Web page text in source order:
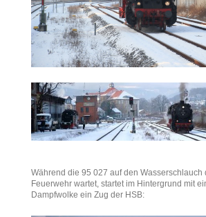
Während die 95 027 auf den Wasserschlauch
Feuerwehr wartet, startet im Hintergrund mit
Dampfwolke ein Zug der HSB: